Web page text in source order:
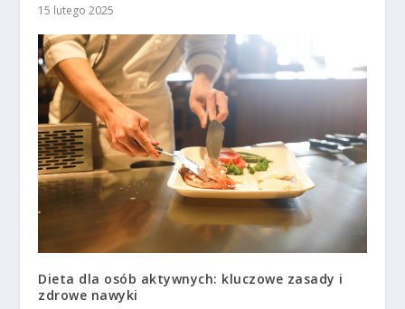
15 lutego 2025
Dieta dla osób aktywnych: kluczowe zasady i
zdrowe nawyki